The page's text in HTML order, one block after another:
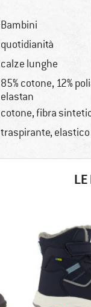
Bambini
quotidianità
calze lunghe
85% cotone, 12%
elastan
cotone, fibra
traspirante, elastico
LE